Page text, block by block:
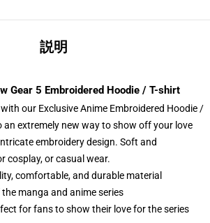
説明
Gear 5 Embroidered Hoodie / T-shirt
our Exclusive Anime Embroidered Hoodie /
an extremely new way to show off your love
embroidery design. Soft and
cosplay, or casual wear.
comfortable, and durable material
manga and anime series
for fans to show their love for the series